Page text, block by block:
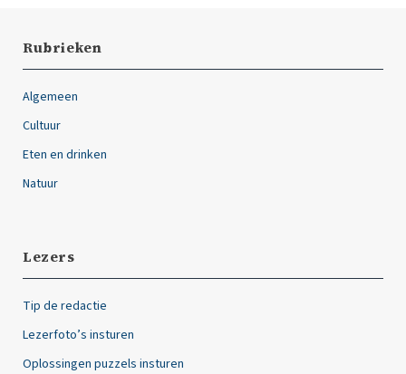
Rubrieken
Algemeen
Cultuur
Eten en drinken
Natuur
Lezers
Tip de redactie
Lezerfoto’s insturen
Oplossingen puzzels insturen